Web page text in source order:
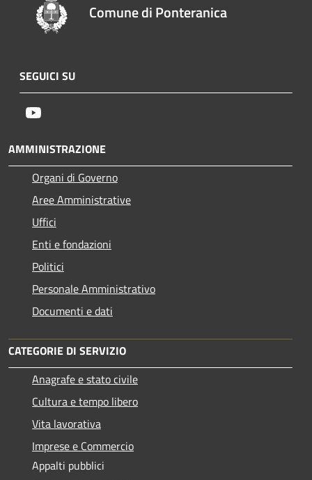
Comune di Ponteranica
SEGUICI SU
AMMINISTRAZIONE
Organi di Governo
Aree Amministrative
Uffici
Enti e fondazioni
Politici
Personale Amministrativo
Documenti e dati
CATEGORIE DI SERVIZIO
Anagrafe e stato civile
Cultura e tempo libero
Vita lavorativa
Imprese e Commercio
Appalti pubblici